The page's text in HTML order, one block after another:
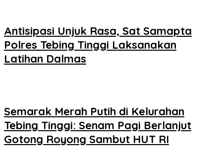
Antisipasi Unjuk Rasa, Sat Samapta
Polres Tebing Tinggi Laksanakan
Latihan Dalmas
Semarak Merah Putih di Kelurahan
Tebing Tinggi: Senam Pagi Berlanjut
Gotong Royong Sambut HUT RI